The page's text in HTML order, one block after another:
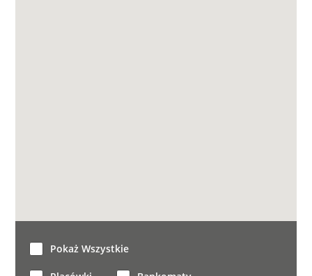
Pokaż Wszystkie